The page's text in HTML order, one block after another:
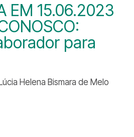
EM 15.06.2023
para
Helena Bismara de Melo